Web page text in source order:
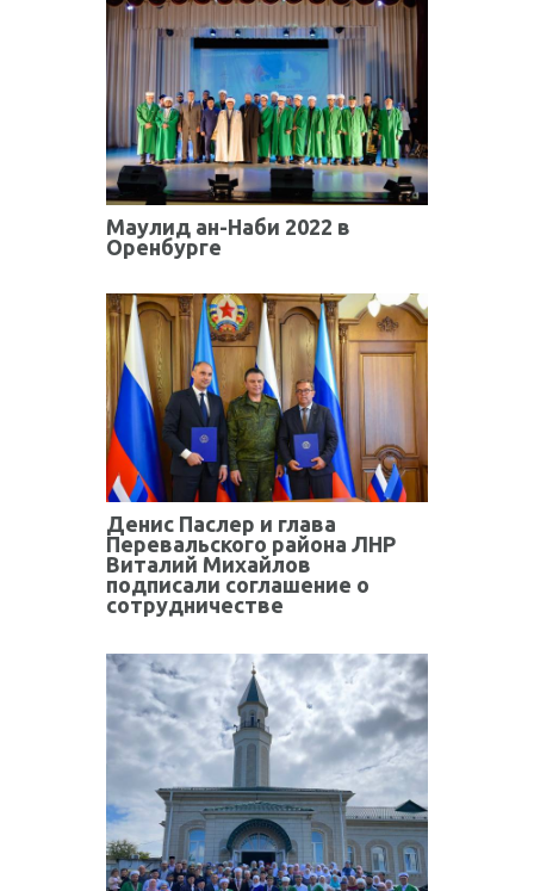
Маулид ан-Наби 2022 в
Оренбурге
Денис Паслер и глава
Перевальского района ЛНР
Виталий Михайлов
подписали соглашение о
сотрудничестве